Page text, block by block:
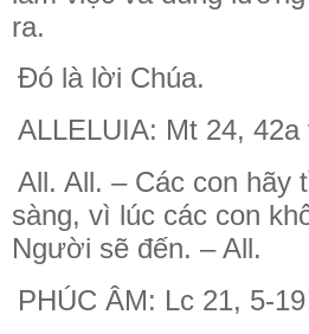
ra.
Đó là lời Chúa.
ALLELUIA: Mt 24, 42a
All. All. – Các con hãy
sàng, vì lúc các con
Người sẽ đến. – All.
PHÚC ÂM: Lc 21, 5-19